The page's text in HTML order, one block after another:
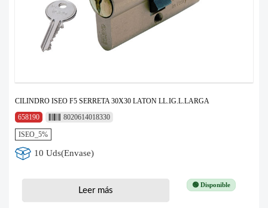
CILINDRO ISEO F5 SERRETA 30X30 LATON LL.IG.L.LARGA
658190
8020614018330
ISEO_5%
10 Uds(Envase)
🟢 Disponible
Leer más